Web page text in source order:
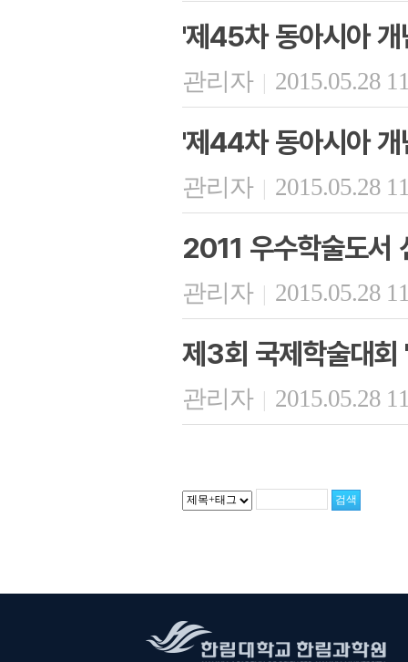
'제45차 동아시아
관리자 | 2015.05.28
'제44차 동아시아
관리자 | 2015.05.28
2011 우수학술도서
관리자 | 2015.05.28
제3회 국제학술대
관리자 | 2015.05.28